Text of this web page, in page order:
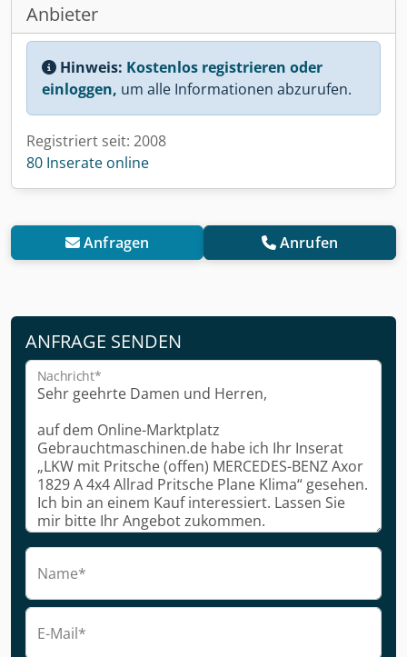
Anbieter
Hinweis: Kostenlos registrieren oder
einloggen, um alle Informationen abzurufen.
Registriert seit: 2008
80 Inserate online
Anfragen Anrufen
ANFRAGE SENDEN
Nachricht*
Name*
E-Mail*